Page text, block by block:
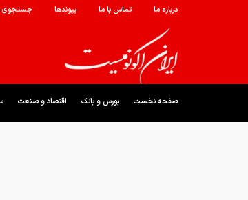
درباره ما تماس با ما پیوندها جستجوی
صفحه نخست بورس و بانک اقتصاد و صنعت